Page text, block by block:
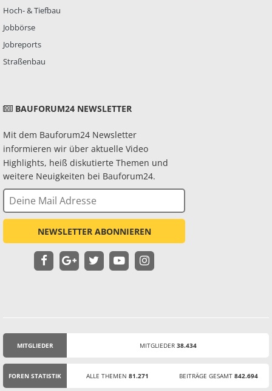
Hoch- & Tiefbau
Jobbörse
Jobreports
Straßenbau
BAUFORUM24 NEWSLETTER
Mit dem Bauforum24 Newsletter
informieren wir über aktuelle Video
Highlights, heiß diskutierte Themen und
weitere Neuigkeiten bei Bauforum24.
NEWSLETTER ABONNIEREN
MITGLIEDER MITGLIEDER 38.434
FOREN STATISTIK ALLE THEMEN 81.271 BEITRÄGE GESAMT 842.694